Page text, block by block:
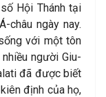
Hội Thánh tại
châu ngày nay.
với một tôn
người Giu-
đã được biết
định của họ,